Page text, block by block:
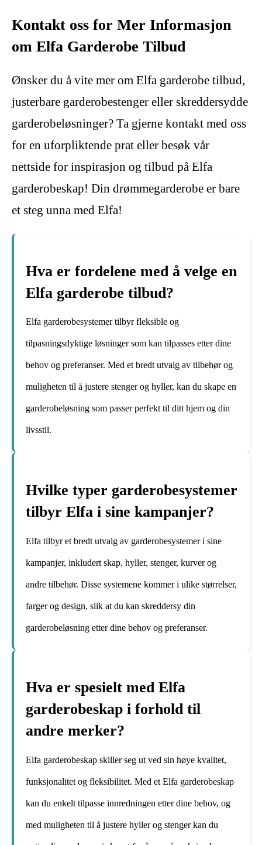
Kontakt oss for Mer Informasjon
om Elfa Garderobe Tilbud
Ønsker du å vite mer om Elfa garderobe tilbud,
justerbare garderobestenger eller skreddersydde
garderobeløsninger? Ta gjerne kontakt med oss
for en uforpliktende prat eller besøk vår
nettside for inspirasjon og tilbud på Elfa
garderobeskap! Din drømmegarderobe er bare
et steg unna med Elfa!
Hva er fordelene med å velge en
Elfa garderobe tilbud?
Elfa garderobesystemer tilbyr fleksible og
tilpasningsdyktige løsninger som kan tilpasses etter dine
behov og preferanser. Med et bredt utvalg av tilbehør og
muligheten til å justere stenger og hyller, kan du skape en
garderobeløsning som passer perfekt til ditt hjem og din
livsstil.
Hvilke typer garderobesystemer
tilbyr Elfa i sine kampanjer?
Elfa tilbyr et bredt utvalg av garderobesystemer i sine
kampanjer, inkludert skap, hyller, stenger, kurver og
andre tilbehør. Disse systemene kommer i ulike størrelser,
farger og design, slik at du kan skreddersy din
garderobeløsning etter dine behov og preferanser.
Hva er spesielt med Elfa
garderobeskap i forhold til
andre merker?
Elfa garderobeskap skiller seg ut ved sin høye kvalitet,
funksjonalitet og fleksibilitet. Med et Elfa garderobeskap
kan du enkelt tilpasse innredningen etter dine behov, og
med muligheten til å justere hyller og stenger kan du